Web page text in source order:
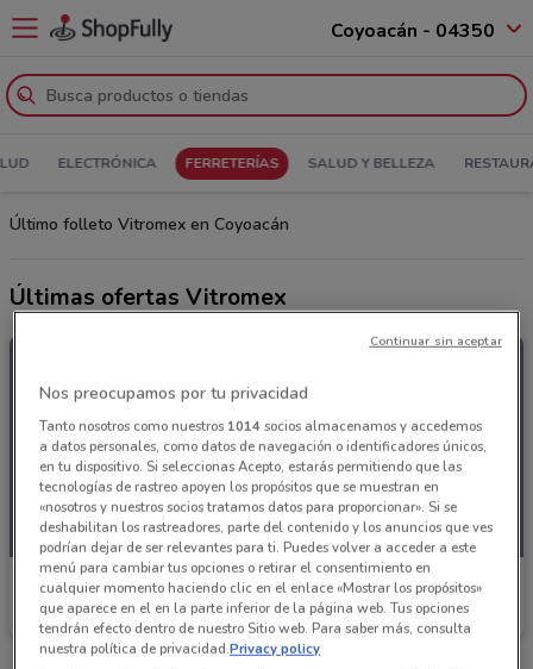
Coyoacán - 04350
ELECTRÓNICA FERRETERÍAS SALUD Y BELLEZA
Último folleto Vitromex en Coyoacán
Últimas ofertas Vitromex
Vitromex
Caduca el 31/12
Nos preocupamos por tu privacidad
Tanto nosotros como nuestros 1014socios almacenamos y accedemos
a datos personales, como datos de navegación o identificadores únicos,
en tu dispositivo. Si seleccionas Acepto, estarás permitiendo que las
tecnologías de rastreo apoyen los propósitos que se muestran en
«nosotros y nuestros socios tratamos datos para proporcionar». Si se
deshabilitan los rastreadores, parte del contenido y los anuncios que ves
podrían dejar de ser relevantes para ti. Puedes volver a acceder a este
menú para cambiar tus opciones o retirar el consentimiento en
cualquier momento haciendo clic en el enlace «Mostrar los propósitos»
que aparece en el en la parte inferior de la página web. Tus opciones
tendrán efecto dentro de nuestro Sitio web. Para saber más, consulta
nuestra política de privacidad.Privacy policy
Continuar sin aceptar